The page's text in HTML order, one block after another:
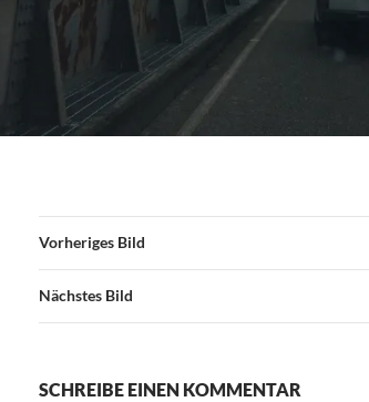
Vorheriges Bild
Nächstes Bild
SCHREIBE EINEN KOMMENTAR